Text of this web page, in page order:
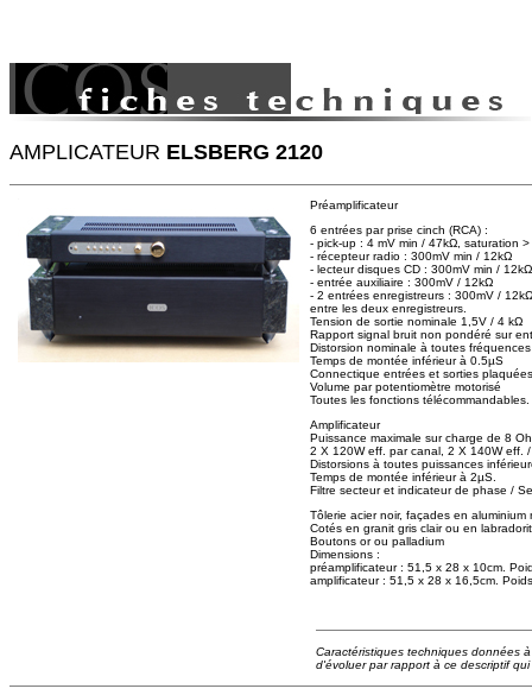
AMPLICATEUR ELSBERG 2120
Préamplificateur
6 entrées par prise cinch (RCA) :
- pick-up : 4 mV min / 47kΩ, saturation
- récepteur radio : 300mV min / 12kΩ
- lecteur disques CD : 300mV min / 12kΩ
- entrée auxiliaire : 300mV / 12kΩ
- 2 entrées enregistreurs : 300mV /
entre les deux enregistreurs.
Tension de sortie nominale 1,5V / 4 kΩ
Rapport signal bruit non pondéré sur
Distorsion nominale à toutes
Temps de montée inférieur à 0.5µS
Connectique entrées et sorties
Volume par potentiomètre motorisé
Toutes les fonctions télécommandables.
Amplificateur
Puissance maximale sur charge de 8
2 X 120W eff. par canal, 2 X 140W eff.
Distorsions à toutes puissances
Temps de montée inférieur à 2µS.
Filtre secteur et indicateur de phase /
Tôlerie acier noir, façades en aluminium
Cotés en granit gris clair ou en
Boutons or ou palladium
Dimensions :
préamplificateur : 51,5 x 28 x 10cm.
amplificateur : 51,5 x 28 x 16,5cm.
Caractéristiques techniques données
d'évoluer par rapport à ce descriptif